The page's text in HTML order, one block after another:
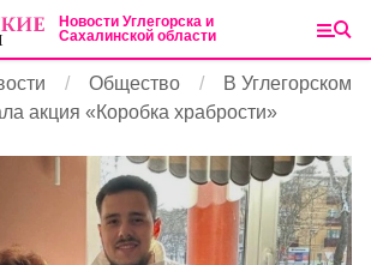
Новости Углегорска и
Сахалинской области
Общество
В Углегорском
акция «Коробка храбрости»